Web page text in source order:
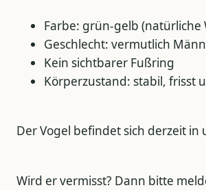
Farbe: grün-gelb (natürliche
Geschlecht: vermutlich
Kein sichtbarer Fußring
Körperzustand: stabil, frisst
Der Vogel befindet sich derzeit
Wird er vermisst? Dann bitte